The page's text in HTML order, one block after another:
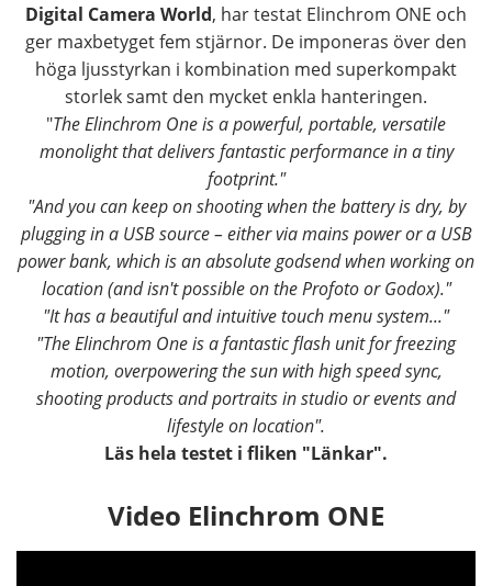
Digital Camera World, har testat Elinchrom ONE och
ger maxbetyget fem stjärnor. De imponeras över den
höga ljusstyrkan i kombination med superkompakt
storlek samt den mycket enkla hanteringen.
"The Elinchrom One is a powerful, portable, versatile
monolight that delivers fantastic performance in a tiny
footprint."
"And you can keep on shooting when the battery is dry, by
plugging in a USB source – either via mains power or a USB
power bank, which is an absolute godsend when working on
location (and isn't possible on the Profoto or Godox)."
"It has a beautiful and intuitive touch menu system..."
"The Elinchrom One is a fantastic flash unit for freezing
motion, overpowering the sun with high speed sync,
shooting products and portraits in studio or events and
lifestyle on location".
Läs hela testet i fliken "Länkar".
Video Elinchrom ONE